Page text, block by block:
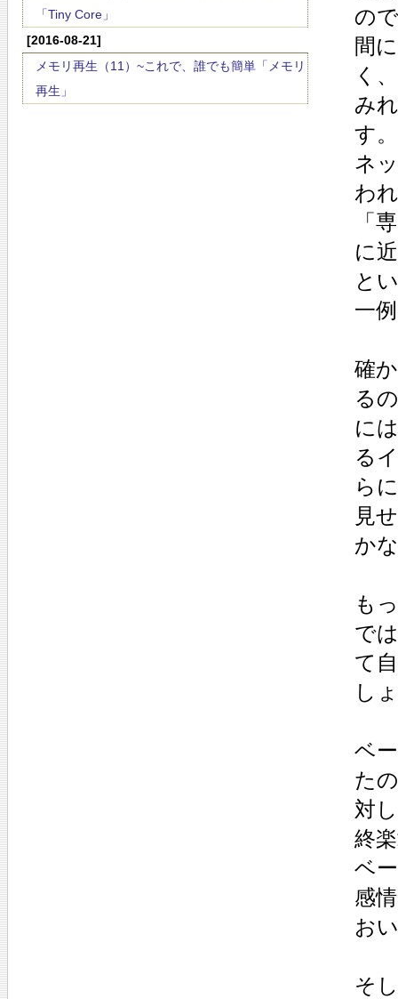
「Tiny Core」
[2016-08-21]
メモリ再生（11）~これで、誰でも簡単「メモリ
再生」
の
間
く
み
す。
ネ
わ
「
に
と
一
確
る
に
る
ら
見
か
も
で
て
し
ベ
た
対
終
ベ
感
お
そ